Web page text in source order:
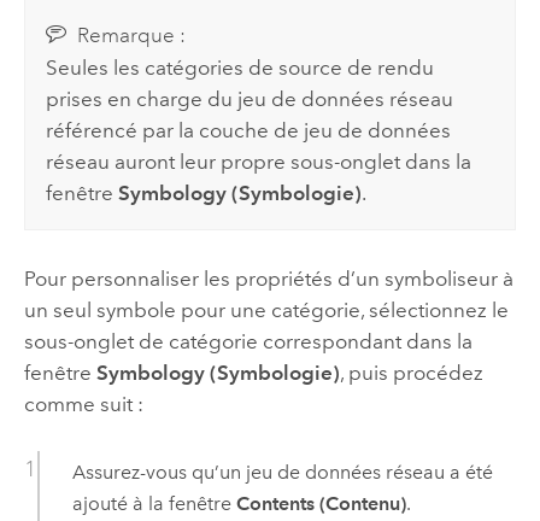
Remarque :
Seules les catégories de source de rendu
prises en charge du jeu de données réseau
référencé par la couche de jeu de données
réseau auront leur propre sous-onglet dans la
fenêtreSymbology (Symbologie).
Pour personnaliser les propriétés d’un symboliseur à
un seul symbole pour une catégorie, sélectionnez le
sous-onglet de catégorie correspondant dans la
fenêtre Symbology (Symbologie), puis procédez
comme suit :
Assurez-vous qu’un jeu de données réseau a été
ajouté à la fenêtre Contents (Contenu).